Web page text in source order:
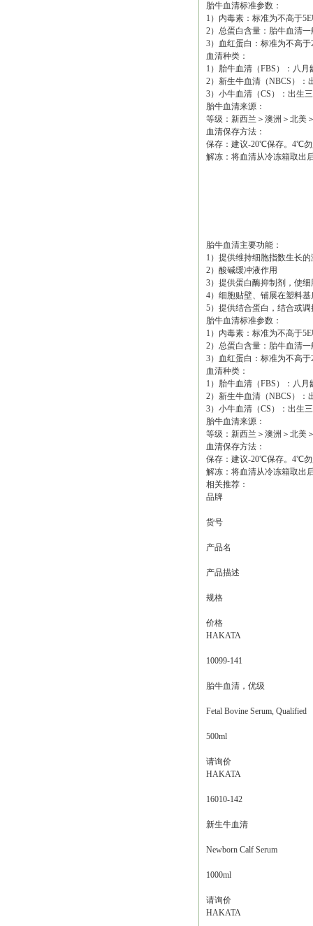
胎牛血清标准参数：
1）内毒素：标准为不高于
2）总蛋白含量：胎牛血清一
3）血红蛋白：标准为不高于
血清种类：
1）胎牛血清（FBS）：八
2）新生牛血清（NBCS）：
3）小牛血清（CS）：出生
胎牛血清来源：
等级：新西兰＞澳洲＞北美
血清保存方法：
保存：建议-20℃保存。4℃勿
解冻：将血清从冷冻箱取出
胎牛血清主要功能：
1）提供维持细胞指数生长的
2）酸碱缓冲液作用
3）提供蛋白酶抑制剂，使
4）细胞贴壁、铺展在塑料
5）提供结合蛋白，结合或
胎牛血清标准参数：
1）内毒素：标准为不高于
2）总蛋白含量：胎牛血清一
3）血红蛋白：标准为不高于
血清种类：
1）胎牛血清（FBS）：八
2）新生牛血清（NBCS）：
3）小牛血清（CS）：出生
胎牛血清来源：
等级：新西兰＞澳洲＞北美
血清保存方法：
保存：建议-20℃保存。4℃勿
解冻：将血清从冷冻箱取出
相关推荐：
品牌
货号
产品名
产品描述
规格
价格
HAKATA
10099-141
胎牛血清，优级
Fetal Bovine Serum, Qualified
500ml
请询价
HAKATA
16010-142
新生牛血清
Newborn Calf Serum
1000ml
请询价
HAKATA